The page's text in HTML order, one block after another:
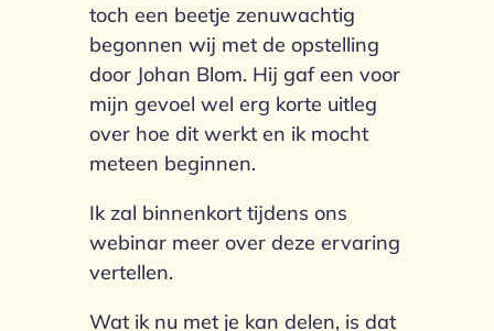
toch een beetje zenuwachtig
begonnen wij met de opstelling
door Johan Blom. Hij gaf een voor
mijn gevoel wel erg korte uitleg
over hoe dit werkt en ik mocht
meteen beginnen.
Ik zal binnenkort tijdens ons
webinar meer over deze ervaring
vertellen.
Wat ik nu met je kan delen, is dat